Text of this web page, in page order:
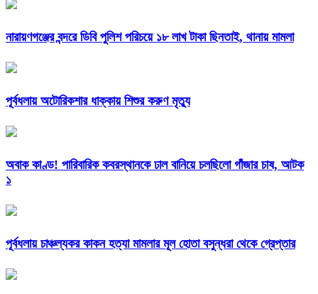
নারায়ণগঞ্জের বন্দরে ডিবি পুলিশ পরিচয়ে ১৮ লাখ টাকা ছিনতাই, থানায় মামলা
পূর্বধলায় অটোরিকশার ধাক্কায় শিশুর করুণ মৃত্যু
অবাক কাণ্ড! পারিবারিক কবরস্থানকে ঢাল বানিয়ে চলছিলো গাঁজার চাষ, আটক
১
পূর্বধলায় চাঞ্চল্যকর কাকন হত্যা মামলার মূল হোতা বসুন্ধরা থেকে গ্রেপ্তার